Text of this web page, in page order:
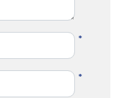
*
*